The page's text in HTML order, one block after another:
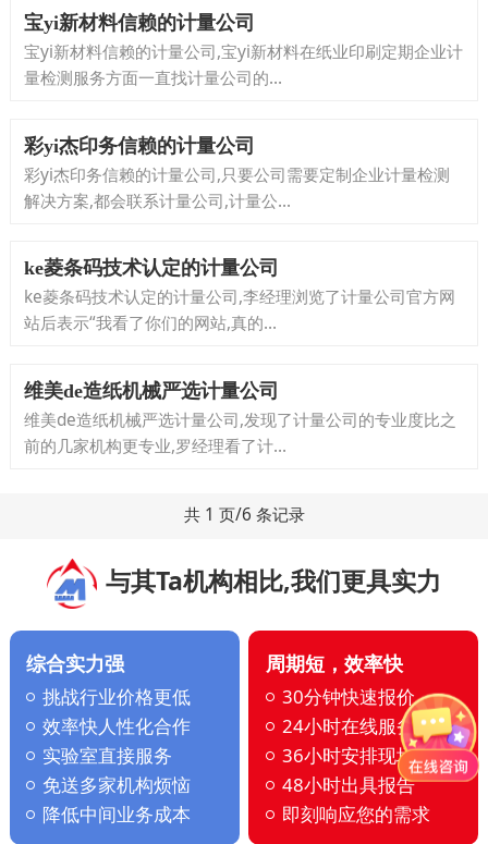
宝yi新材料信赖的计量公司
宝yi新材料信赖的计量公司,宝yi新材料在纸业印刷定期企业计
量检测服务方面一直找计量公司的...
彩yi杰印务信赖的计量公司
彩yi杰印务信赖的计量公司,只要公司需要定制企业计量检测
解决方案,都会联系计量公司,计量公...
ke菱条码技术认定的计量公司
ke菱条码技术认定的计量公司,李经理浏览了计量公司官方网
站后表示“我看了你们的网站,真的...
维美de造纸机械严选计量公司
维美de造纸机械严选计量公司,发现了计量公司的专业度比之
前的几家机构更专业,罗经理看了计...
共 1 页/6 条记录
与其Ta机构相比,我们更具实力
综合实力强
挑战行业价格更低
效率快人性化合作
实验室直接服务
免送多家机构烦恼
降低中间业务成本
周期短，效率快
30分钟快速报价
24小时在线服务
36小时安排现场
48小时出具报告
即刻响应您的需求